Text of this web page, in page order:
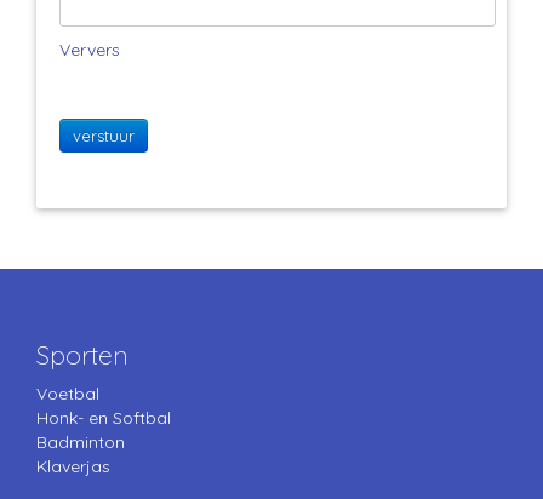
Ververs
verstuur
Sporten
Voetbal
Honk- en Softbal
Badminton
Klaverjas